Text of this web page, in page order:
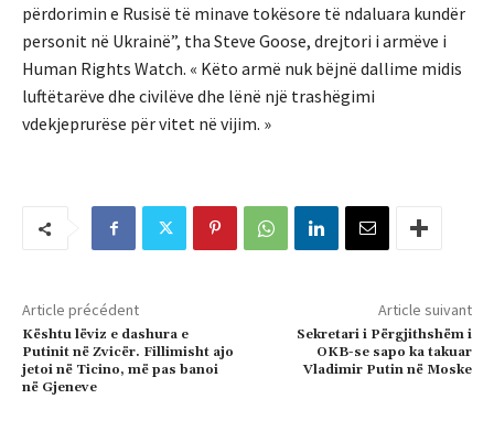
përdorimin e Rusisë të minave tokësore të ndaluara kundër
personit në Ukrainë”, tha Steve Goose, drejtori i armëve i
Human Rights Watch. « Këto armë nuk bëjnë dallime midis
luftëtarëve dhe civilëve dhe lënë një trashëgimi
vdekjeprurëse për vitet në vijim. »
Article précédent
Kështu lëviz e dashura e
Putinit në Zvicër. Fillimisht ajo
jetoi në Ticino, më pas banoi
në Gjeneve
Article suivant
Sekretari i Përgjithshëm i
OKB-se sapo ka takuar
Vladimir Putin në Moske